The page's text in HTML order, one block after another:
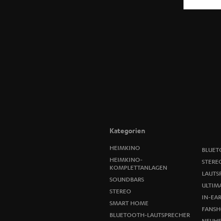
Kategorien
HEIMKINO
HEIMKINO-
KOMPLETTANLAGEN
SOUNDBARS
STEREO
SMART HOME
BLUETOOTH-LAUTSPRECHER
IN-